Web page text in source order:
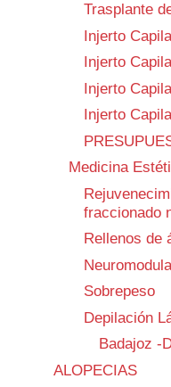
Trasplante
Injerto
Injerto
Injerto
Injerto
Medicina
fraccionado
Rellenos de
Sobrepeso
Depilación
Badajoz -
ALOPECIAS